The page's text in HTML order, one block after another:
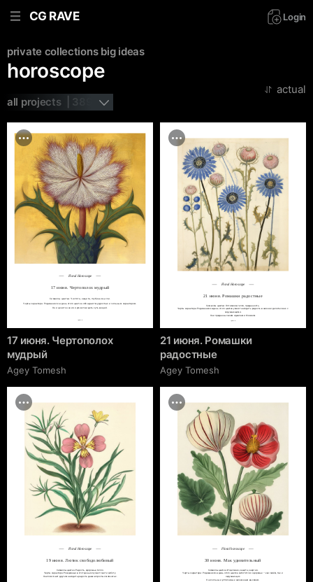
CG RAVE Login
private collections big ideas
horoscope
all projects  | 389
actual
Floral Horoscope
17 июня. Чертополох мудрый
Символы цветка: Чистота, защита, глубина мысли.
Черты характера: Родившиеся в день этого цветка обладают мудростью и сильным характером.
Они ценят знания и умеют видеть суть вещей.
cgrave.ru
17 июня. Чертополох
мудрый
Agey Tomesh
Floral Horoscope
21 июня. Ромашки радостные
Символы цветка: Оптимизм, тепло, преданность.
Черты характера: Родившиеся в день этого цветка умеют находить радость в жизни и делиться ею с
окружающими.
Они преданны своим идеалам и близким.
21 июня. Ромашки
радостные
Agey Tomesh
Floral Horoscope
19 июня. Лютик свободолюбивый
Символы цветка: Радость, здоровье, тепло.
Черты характера: Рождённые в этот день излучают свет и заботу.
Они помогают другим находить радость даже в простых моментах.
Floral horoscope
30 июня. Мак удивительный
Символы цветка: Исцеление, защита, энергия.
Черты характера: Родившиеся в день этого цветка заботятся о здоровье — как своём, так и
окружающих.
Они сильны и устойчивы к жизненным вызовам.